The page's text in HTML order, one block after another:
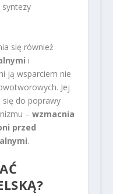
syntezy
się również
i
ją wsparciem nie
Jej
się do poprawy
– wzmacnia
przed
.